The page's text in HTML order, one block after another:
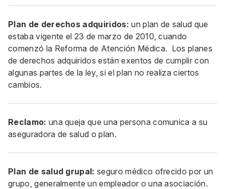
Plan de derechos adquiridos: un plan de salud que
estaba vigente el 23 de marzo de 2010, cuando
comenzó la Reforma de Atención Médica. Los planes
de derechos adquiridos están exentos de cumplir con
algunas partes de la ley, si el plan no realiza ciertos
cambios.
Reclamo: una queja que una persona comunica a su
aseguradora de salud o plan.
Plan de salud grupal: seguro médico ofrecido por un
grupo, generalmente un empleador o una asociación.